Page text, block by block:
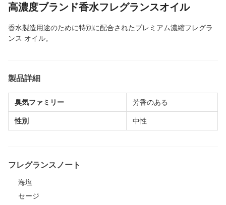
高濃度ブランド香水フレグランスオイル
香水製造用途のために特別に配合されたプレミアム濃縮フレグラ
ンス オイル。
製品詳細
臭気ファミリー 芳香のある
性別 中性
フレグランスノート
海塩
セージ